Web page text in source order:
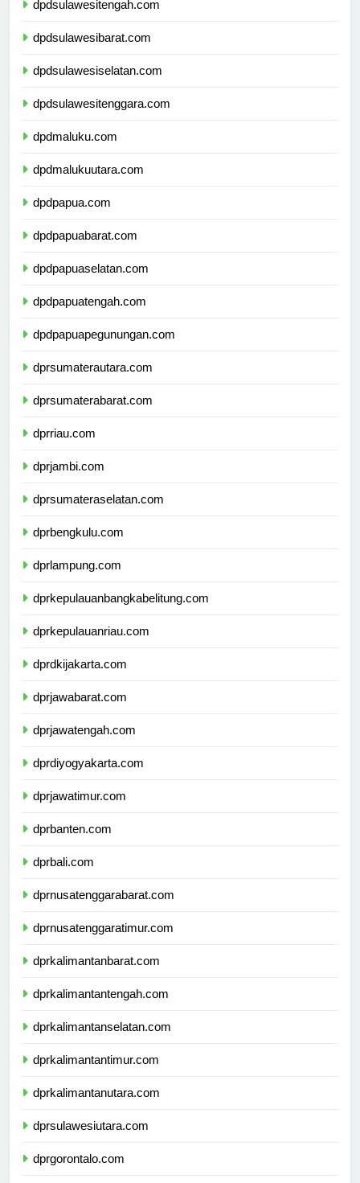
dpdsulawesitengah.com
dpdsulawesibarat.com
dpdsulawesiselatan.com
dpdsulawesitenggara.com
dpdmaluku.com
dpdmalukuutara.com
dpdpapua.com
dpdpapuabarat.com
dpdpapuaselatan.com
dpdpapuatengah.com
dpdpapuapegunungan.com
dprsumaterautara.com
dprsumaterabarat.com
dprriau.com
dprjambi.com
dprsumateraselatan.com
dprbengkulu.com
dprlampung.com
dprkepulauanbangkabelitung.com
dprkepulauanriau.com
dprdkijakarta.com
dprjawabarat.com
dprjawatengah.com
dprdiyogyakarta.com
dprjawatimur.com
dprbanten.com
dprbali.com
dprnusatenggarabarat.com
dprnusatenggaratimur.com
dprkalimantanbarat.com
dprkalimantantengah.com
dprkalimantanselatan.com
dprkalimantantimur.com
dprkalimantanutara.com
dprsulawesiutara.com
dprgorontalo.com